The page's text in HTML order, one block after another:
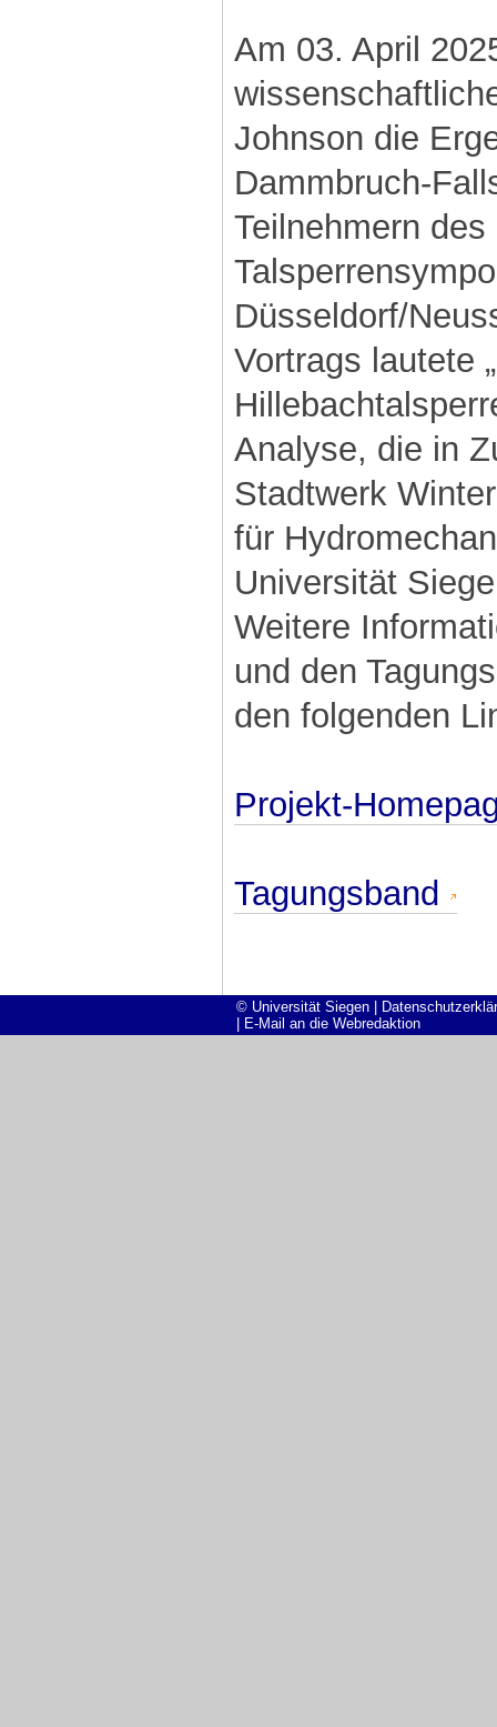
Am 03. April
Johnson die
Dammbruch-
Teilnehmern
Düsseldorf/
Vortrags lautete
Analyse, die in
Stadtwerk
für
Universität
Weitere
und den
den folgenden
Projekt-
Tagungsband
© Universität Siegen|
E-Mail an die Webredaktion